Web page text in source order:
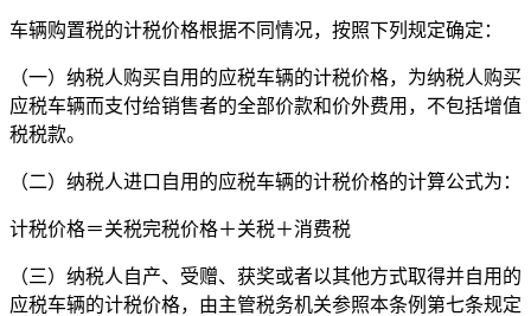
车辆购置税的计税价格根据不同情况，按照下列规定确定：
（一）纳税人购买自用的应税车辆的计税价格，为纳税人购买
应税车辆而支付给销售者的全部价款和价外费用，不包括增值
税税款。
（二）纳税人进口自用的应税车辆的计税价格的计算公式为：
计税价格＝关税完税价格＋关税＋消费税
（三）纳税人自产、受赠、获奖或者以其他方式取得并自用的
应税车辆的计税价格，由主管税务机关参照本条例第七条规定